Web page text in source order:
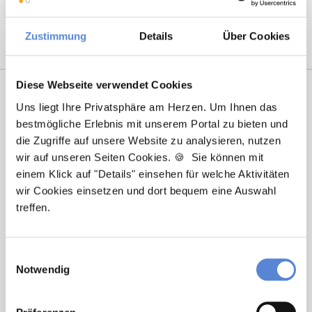
Zustimmung Details Über Cookies
Diese Webseite verwendet Cookies
Uns liegt Ihre Privatsphäre am Herzen. Um Ihnen das
bestmögliche Erlebnis mit unserem Portal zu bieten und
die Zugriffe auf unsere Website zu analysieren, nutzen
wir auf unseren Seiten Cookies. 🍪 Sie können mit
einem Klick auf "Details" einsehen für welche Aktivitäten
wir Cookies einsetzen und dort bequem eine Auswahl
treffen.
Notwendig
Marcel Willing
Ansprechpartner
Sie haben Fragen zu unseren Stellenanzeigen oder
benötigen Unterstützung beim Ausfüllen Ihres
Bewerberprofils? Kontaktieren Sie mich einfach, ich